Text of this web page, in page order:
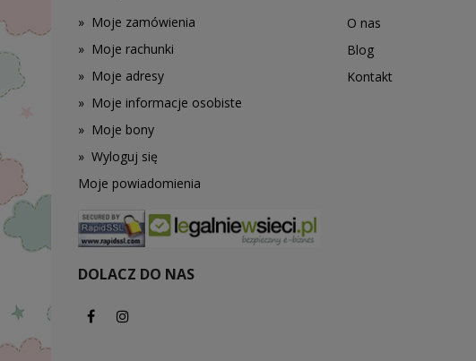
» Moje zamówienia
» Moje rachunki
» Moje adresy
» Moje informacje osobiste
» Moje bony
» Wyloguj się
Moje powiadomienia
DOLACZ DO NAS
O nas
Blog
Kontakt